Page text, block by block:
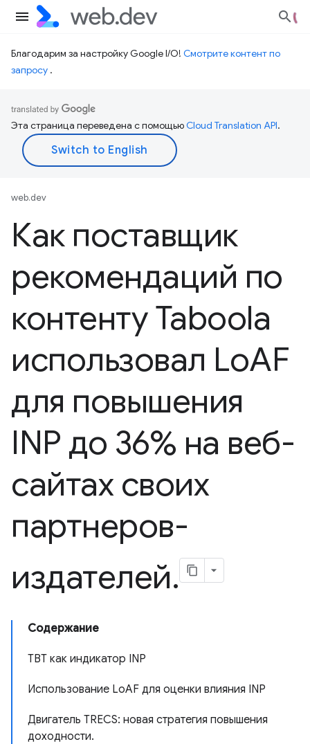
Благодарим за настройку Google I/O! Смотрите контент по
запросу .
Эта страница переведена с помощьюCloud Translation API.
web.dev
Как поставщик
рекомендаций по
контенту Taboola
использовал LoAF
для повышения
INP до 36% на веб-
сайтах своих
партнеров-
издателей.
Содержание
TBT как индикатор INP
Использование LoAF для оценки влияния INP
Двигатель TRECS: новая стратегия повышения
доходности.